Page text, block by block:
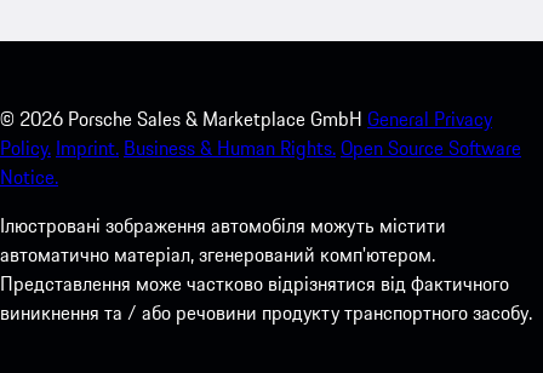
© 2026 Porsche Sales & Marketplace GmbH General Privacy
Policy. Imprint. Business & Human Rights.Open Source Software
Notice.
Ілюстровані зображення автомобіля можуть містити
автоматично матеріал, згенерований комп'ютером.
Представлення може частково відрізнятися від фактичного
виникнення та / або речовини продукту транспортного засобу.